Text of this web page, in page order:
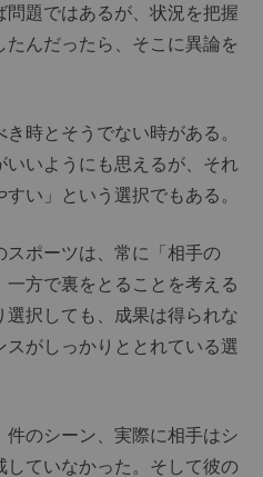
題ではあるが、状況を把握
んだったら、そこに異論を
時とそうでない時がある。
いようにも思えるが、それ
い」という選択でもある。
ポーツは、常に「相手の
方で裏をとることを考える
択しても、成果は得られな
がしっかりととれている選
のシーン、実際に相手はシ
ていなかった。そして彼の